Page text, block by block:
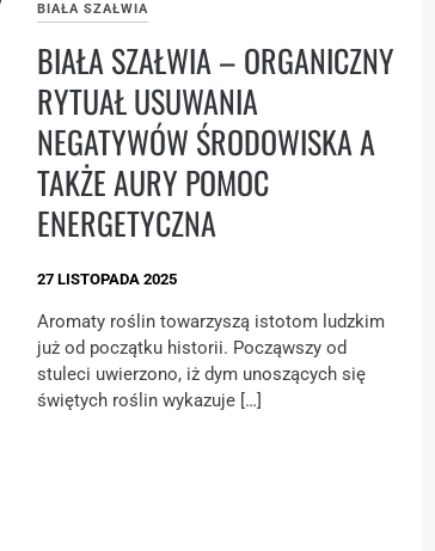
BIAŁA SZAŁWIA
BIAŁA SZAŁWIA – ORGANICZNY
RYTUAŁ USUWANIA
NEGATYWÓW ŚRODOWISKA A
TAKŻE AURY POMOC
ENERGETYCZNA
27 LISTOPADA 2025
Aromaty roślin towarzyszą istotom ludzkim
już od początku historii. Począwszy od
stuleci uwierzono, iż dym unoszących się
świętych roślin wykazuje […]